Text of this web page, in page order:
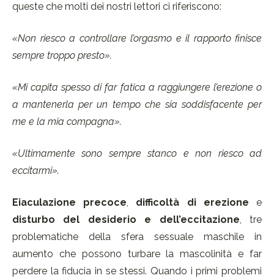
queste che molti dei nostri lettori ci riferiscono:
«Non riesco a controllare l’orgasmo e il rapporto finisce
sempre troppo presto».
«Mi capita spesso di far fatica a raggiungere l’erezione o
a mantenerla per un tempo che sia soddisfacente per
me e la mia compagna».
«Ultimamente sono sempre stanco e non riesco ad
eccitarmi».
Eiaculazione precoce, difficoltà di erezione e
disturbo del desiderio e dell’eccitazione, tre
problematiche della sfera sessuale maschile in
aumento che possono turbare la mascolinità e far
perdere la fiducia in se stessi. Quando i primi problemi